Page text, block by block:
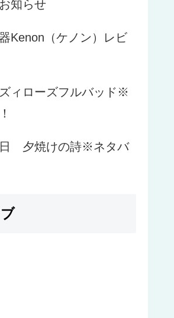
知らせ
Kenon（ケノン）レビ
ィローズフルバッド※
日 夕焼けの詩※ネタバ